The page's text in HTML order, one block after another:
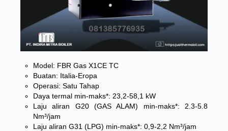
Model: FBR Gas X1CE TC
Buatan: Italia-Eropa
Operasi: Satu Tahap
Daya termal min-maks*: 23,2-58,1 kW
Laju aliran G20 (GAS ALAM) min-maks*: 2.3-5.8
Nm³/jam
Laju aliran G31 (LPG) min-maks*: 0,9-2,2 Nm³/jam